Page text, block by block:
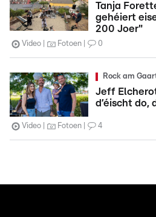
Tanja
gehéiert
200 Joer"
Video Fotoen 0
Rock am
Jeff
d’éischt do,
Video Fotoen 4